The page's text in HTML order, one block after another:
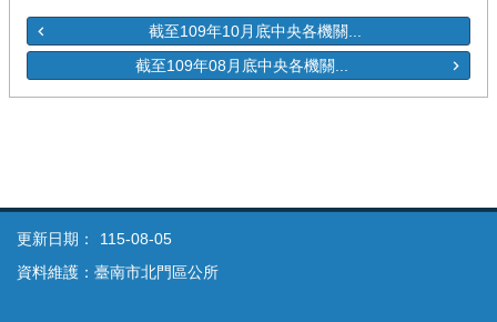
截至109年10月底中央各機關...
截至109年08月底中央各機關...
更新日期：
115-08-05
資料維護：臺南市北門區公所